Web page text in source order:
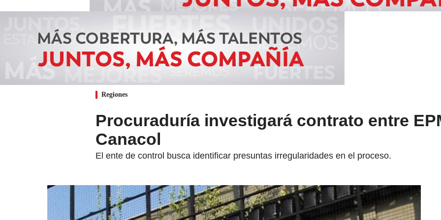
Regiones
Procuraduría investigará contrato entre
Canacol
El ente de control busca identificar presuntas irregularidades en el proceso.